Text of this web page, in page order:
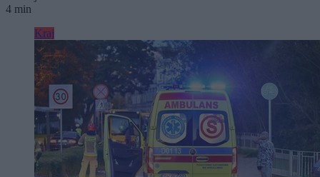
4 min
Kraj